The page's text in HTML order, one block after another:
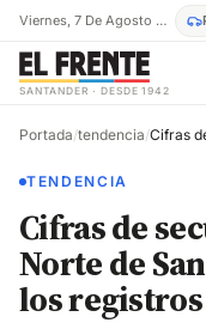
Viernes, 7 De Agosto De 2026
SANTANDER · DESDE 1942
Portada/tendencia/
TENDENCIA
Cifras de
Norte de
los